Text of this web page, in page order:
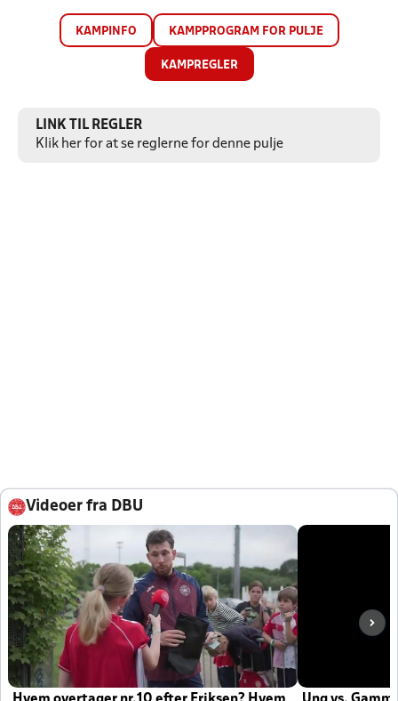
KAMPINFO KAMPPROGRAM FOR PULJE
KAMPREGLER
LINK TIL REGLER
Klik her for at se reglerne for denne pulje
Videoer fra DBU